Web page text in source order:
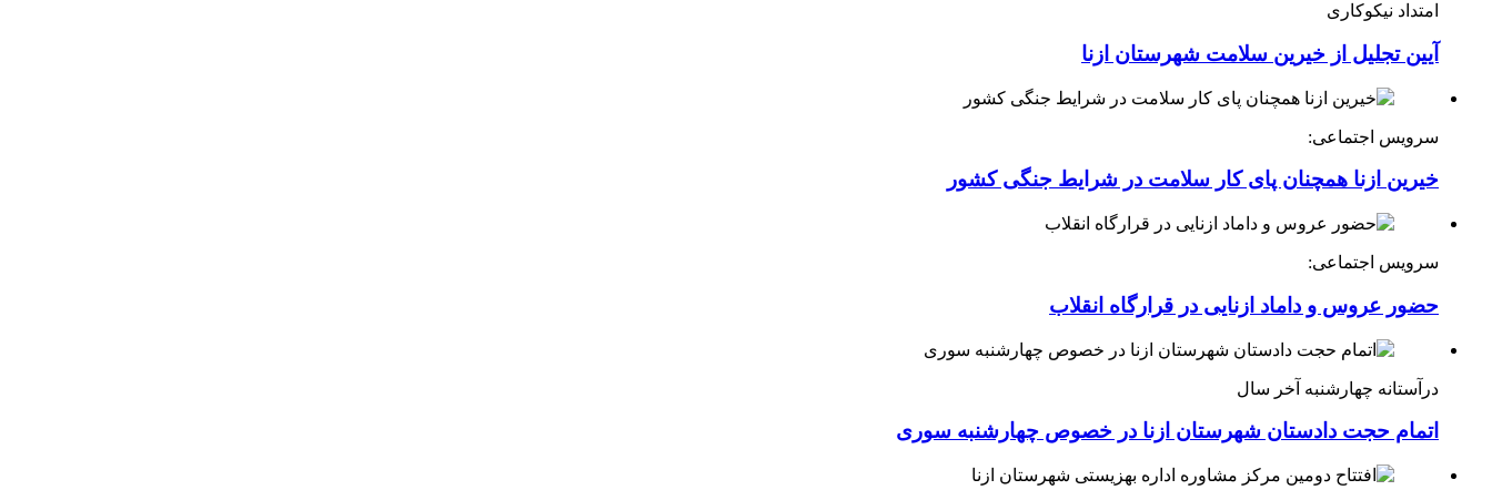
امتداد نیکوکاری
آیین تجلیل از خیرین سلامت شهرستان ازنا
سرویس اجتماعی:
خیرین ازنا همچنان پای کار سلامت در شرایط جنگی کشور
سرویس اجتماعی:
حضور عروس و داماد ازنایی در قرارگاه انقلاب
درآستانه چهارشنبه آخر سال
اتمام حجت دادستان شهرستان ازنا در خصوص چهارشنبه ‌سوری